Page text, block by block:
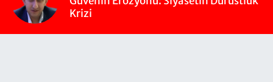
Krizi